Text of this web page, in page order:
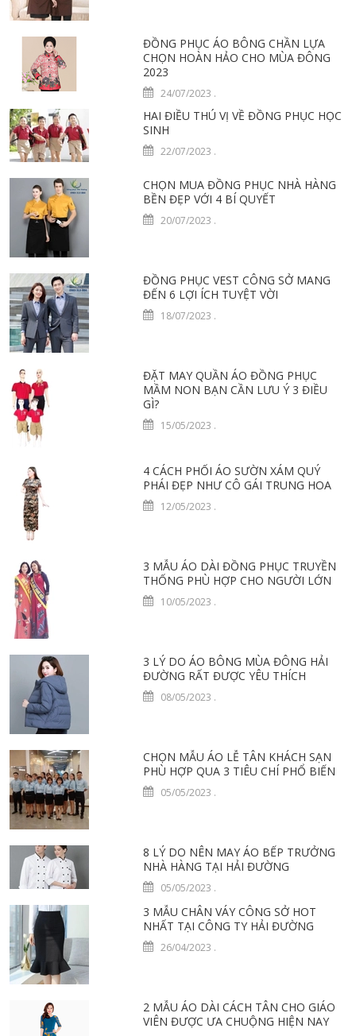
ĐỒNG PHỤC ÁO BÔNG CHẦN LỰA
CHỌN HOÀN HẢO CHO MÙA ĐÔNG
2023
24/07/2023 .
HAI ĐIỀU THÚ VỊ VỀ ĐỒNG PHỤC HỌC
SINH
22/07/2023 .
CHỌN MUA ĐỒNG PHỤC NHÀ HÀNG
BỀN ĐẸP VỚI 4 BÍ QUYẾT
20/07/2023 .
ĐỒNG PHỤC VEST CÔNG SỞ MANG
ĐẾN 6 LỢI ÍCH TUYỆT VỜI
18/07/2023 .
ĐẶT MAY QUẦN ÁO ĐỒNG PHỤC
MẦM NON BẠN CẦN LƯU Ý 3 ĐIỀU
GÌ?
15/05/2023 .
4 CÁCH PHỐI ÁO SƯỜN XÁM QUÝ
PHÁI ĐẸP NHƯ CÔ GÁI TRUNG HOA
12/05/2023 .
3 MẪU ÁO DÀI ĐỒNG PHỤC TRUYỀN
THỐNG PHÙ HỢP CHO NGƯỜI LỚN
10/05/2023 .
3 LÝ DO ÁO BÔNG MÙA ĐÔNG HẢI
ĐƯỜNG RẤT ĐƯỢC YÊU THÍCH
08/05/2023 .
CHỌN MẪU ÁO LỄ TÂN KHÁCH SẠN
PHÙ HỢP QUA 3 TIÊU CHÍ PHỔ BIẾN
05/05/2023 .
8 LÝ DO NÊN MAY ÁO BẾP TRƯỞNG
NHÀ HÀNG TẠI HẢI ĐƯỜNG
05/05/2023 .
3 MẪU CHÂN VÁY CÔNG SỞ HOT
NHẤT TẠI CÔNG TY HẢI ĐƯỜNG
26/04/2023 .
2 MẪU ÁO DÀI CÁCH TÂN CHO GIÁO
VIÊN ĐƯỢC ƯA CHUỘNG HIỆN NAY